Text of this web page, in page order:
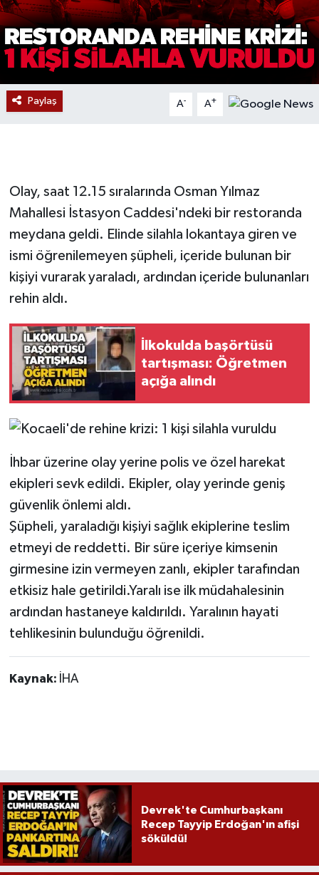
Paylaş A- A+
Olay, saat 12.15 sıralarında Osman Yılmaz
Mahallesi İstasyon Caddesi'ndeki bir restoranda
meydana geldi. Elinde silahla lokantaya giren ve
ismi öğrenilemeyen şüpheli, içeride bulunan bir
kişiyi vurarak yaraladı, ardından içeride bulunanları
rehin aldı.
İlkokulda başörtüsü
tartışması: Öğretmen
açığa alındı
İhbar üzerine olay yerine polis ve özel harekat
ekipleri sevk edildi. Ekipler, olay yerinde geniş
güvenlik önlemi aldı.
Şüpheli, yaraladığı kişiyi sağlık ekiplerine teslim
etmeyi de reddetti. Bir süre içeriye kimsenin
girmesine izin vermeyen zanlı, ekipler tarafından
etkisiz hale getirildi.Yaralı ise ilk müdahalesinin
ardından hastaneye kaldırıldı. Yaralının hayati
tehlikesinin bulunduğu öğrenildi.
Kaynak: İHA
Devrek'te Cumhurbaşkanı
Recep Tayyip Erdoğan'ın afişi
söküldü!
BİLİM VE TEKNOLOJİ
DUNYA
Düzce
Genel
Gökçebey
GÜNDEM
Kilimli
Kültür - Sanat
Politika
Resmi İlan
Röportaj
Sağlık
SİYASET
Spor
Ulusal